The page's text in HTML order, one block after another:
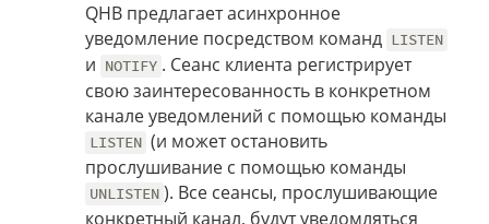
QHB предлагает асинхронное
уведомление посредством команд LISTEN
и NOTIFY . Сеанс клиента регистрирует
свою заинтересованность в конкретном
канале уведомлений с помощью команды
LISTEN (и может остановить
прослушивание с помощью команды
UNLISTEN ). Все сеансы, прослушивающие
конкретный канал, будут уведомляться